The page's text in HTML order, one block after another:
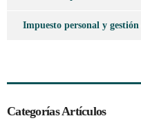
Impuesto personal y
Categorías Artículos